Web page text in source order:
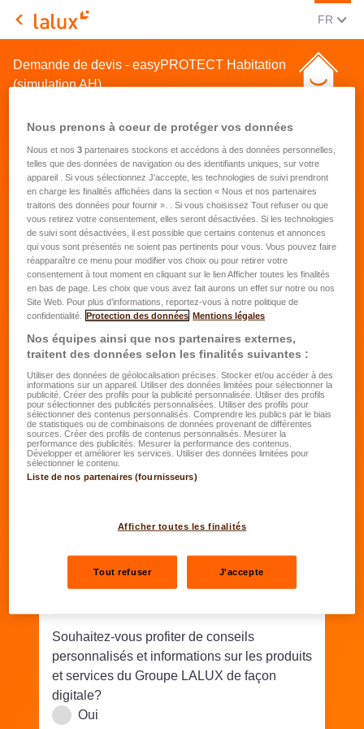
LALUX Assurances
FR
Demande de devis - easyPROTECT Habitation
(simulation AH)
Demande de devis pour une
assurance habitation
Prénom*
Nom*
Date de naissance*
JJ.MM.AAAA
Rue/N°*
Souhaitez-vous profiter de conseils
personnalisés et informations sur les produits
et services du Groupe LALUX de façon
digitale?
Oui
Nous prenons à coeur de protéger vos données
Nous et nos3 partenaires stockons et accédons à des données personnelles,
telles que des données de navigation ou des identifiants uniques, sur votre
appareil . Si vous sélectionnez J'accepte, les technologies de suivi prendront
en charge les finalités affichées dans la section « Nous et nos partenaires
traitons des données pour fournir ». . Si vous choisissez Tout refuser ou que
vous retirez votre consentement, elles seront désactivées. Si les technologies
de suivi sont désactivées, il est possible que certains contenus et annonces
qui vous sont présentés ne soient pas pertinents pour vous. Vous pouvez faire
réapparaître ce menu pour modifier vos choix ou pour retirer votre
consentement à tout moment en cliquant sur le lien Afficher toutes les finalités
en bas de page. Les choix que vous avez fait aurons un effet sur notre ou nos
Site Web. Pour plus d’informations, reportez-vous à notre politique de
confidentialité.
Protection des données Mentions légales
Nos équipes ainsi que nos partenaires externes,
traitent des données selon les finalités suivantes :
Utiliser des données de géolocalisation précises. Stocker et/ou accéder à des
informations sur un appareil. Utiliser des données limitées pour sélectionner la
publicité. Créer des profils pour la publicité personnalisée. Utiliser des profils
pour sélectionner des publicités personnalisées. Utiliser des profils pour
sélectionner des contenus personnalisés. Comprendre les publics par le biais
de statistiques ou de combinaisons de données provenant de différentes
sources. Créer des profils de contenus personnalisés. Mesurer la
performance des publicités. Mesurer la performance des contenus.
Développer et améliorer les services. Utiliser des données limitées pour
sélectionner le contenu.
Liste de nos partenaires (fournisseurs)
Afficher toutes les finalités
Tout refuser J'accepte